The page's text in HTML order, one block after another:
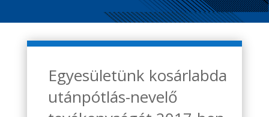
Egyesületünk kosárlabda
utánpótlás-nevelő